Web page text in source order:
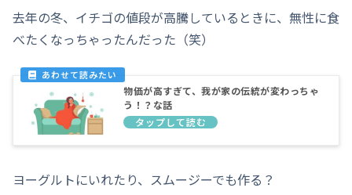
去年の冬、イチゴの値段が高騰しているときに、無性に食
べたくなっちゃったんだった（笑）
物価が高すぎて、我が家の伝統が変わっちゃ
う！？な話
ヨーグルトにいれたり、スムージーでも作る？